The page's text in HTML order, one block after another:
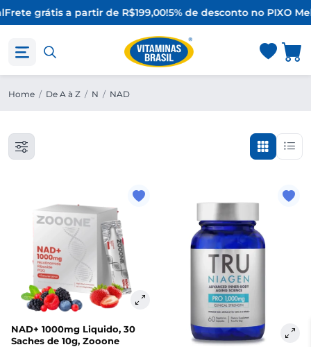
Frete grátis a partir de R$199,00!5% de desconto no PIXO
Home / De A à Z / N / NAD
NAD+ 1000mg Liquido, 30
Saches de 10g, Zooone